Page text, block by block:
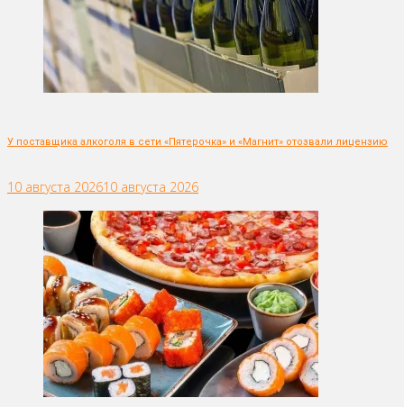
У поставщика алкоголя в сети «Пятерочка» и «Магнит» отозвали лицензию
10 августа 202610 августа 2026